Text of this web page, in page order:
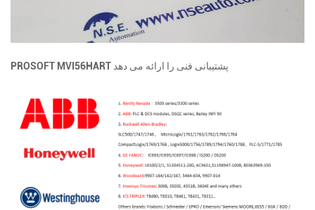
PROSOFT MVI56HART پشتیبانی فنی را ارائه می دهد